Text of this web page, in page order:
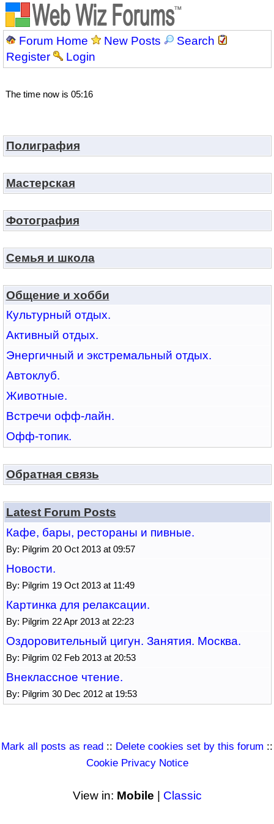
Forum Home New Posts
Search
Register
Login
The time now is 05:16
Полиграфия
Мастерская
Фотография
Семья и школа
Общение и хобби
Культурный отдых.
Активный отдых.
Энергичный и экстремальный отдых.
Автоклуб.
Животные.
Встречи офф-лайн.
Офф-топик.
Обратная связь
Latest Forum Posts
Кафе, бары, рестораны и пивные.
By: Pilgrim 20 Oct 2013 at 09:57
Новости.
By: Pilgrim 19 Oct 2013 at 11:49
Картинка для релаксации.
By: Pilgrim 22 Apr 2013 at 22:23
Оздоровительный цигун. Занятия. Москва.
By: Pilgrim 02 Feb 2013 at 20:53
Внеклассное чтение.
By: Pilgrim 30 Dec 2012 at 19:53
Mark all posts as read :: Delete cookies set by this forum ::
Cookie Privacy Notice
View in: Mobile | Classic